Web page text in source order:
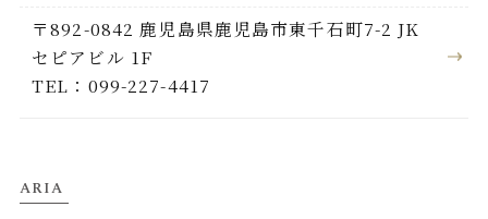
〒892-0842 鹿児島県鹿児島市東千石町7-2 JK
セピアビル 1F
TEL：099-227-4417
ARIA